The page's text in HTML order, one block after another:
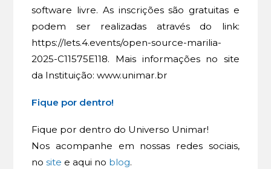
software livre. As inscrições são gratuitas e
podem ser realizadas através do link:
https://lets.4.events/open-source-marilia-
2025-C11575E118. Mais informações no site
da Instituição: www.unimar.br
Fique por dentro!
Fique por dentro do Universo Unimar!
Nos acompanhe em nossas redes sociais,
nosite e aqui no blog.